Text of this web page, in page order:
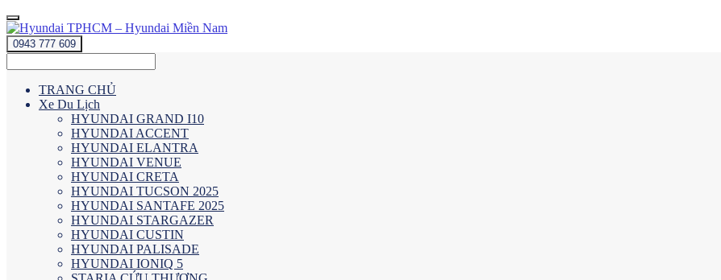
0943 777 609
TRANG CHỦ
Xe Du Lịch
HYUNDAI GRAND I10
HYUNDAI ACCENT
HYUNDAI ELANTRA
HYUNDAI VENUE
HYUNDAI CRETA
HYUNDAI TUCSON 2025
HYUNDAI SANTAFE 2025
HYUNDAI STARGAZER
HYUNDAI CUSTIN
HYUNDAI PALISADE
HYUNDAI IONIQ 5